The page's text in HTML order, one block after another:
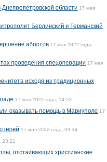
области 17 мая
Берлинский и Германский
абортов 17 мая 2022 года,
проведения спецоперации 17 мая
исходя из традиционных
17 мая 2022 года, 14:53
оказывать помощь в Мариуполе 17
17 мая 2022 года, 09:34
23:21
отстаивающих христианские